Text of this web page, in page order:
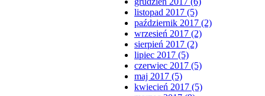
listopad 2017 (5)
październik 2017 (2)
wrzesień 2017 (2)
sierpień 2017 (2)
lipiec 2017 (5)
czerwiec 2017 (5)
maj 2017 (5)
kwiecień 2017 (5)